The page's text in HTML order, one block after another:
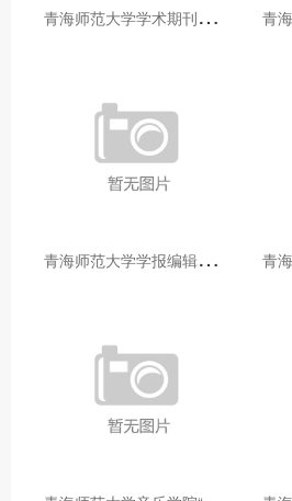
青
海师范大学学术期刊两个专栏入选2025年青海省期刊重点专栏
青
海师范大学学报编辑部赴大通县城关镇上毛佰胜村开展帮扶慰问活动